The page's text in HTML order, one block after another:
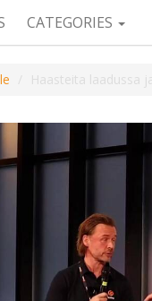
CATEGORIES
Haasteita laadussa